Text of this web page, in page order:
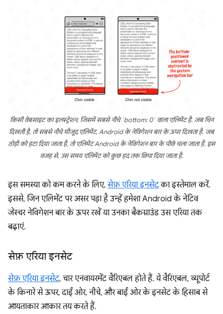
किसी वेबसाइट का इलस्ट्रेशन, जिसमें सबसे नीचे `bottom: 0` वाला एलिमेंट है. जब चिन
दिखती है, तो सबसे नीचे मौजूद एलिमेंट, Android के नेविगेशन बार के ऊपर दिखता है. जब
ठोड़ी को हटा दिया जाता है, तो एलिमेंट Android के नेविगेशन बार के पीछे चला जाता है. इस
वजह से, उस समय एलिमेंट को कुछ हद तक छिपा दिया जाता है.
इस समस्या को कम करने के लिए,सेफ़ एरिया इनसेटका इस्तेमाल करें.
इससे, जिन एलिमेंट पर असर पड़ा है उन्हें हमेशा Android के नेटिव
जेस्चर नेविगेशन बार के ऊपर रखें या उनका बैकग्राउंड उस एरिया तक
बढ़ाएं.
सेफ़ एरिया इनसेट
सेफ़ एरिया इनसेट, चार एनवायरमेंट वैरिएबल होते हैं. ये वैरिएबल, व्यूपोर्ट
के किनारे से ऊपर, दाईं ओर, नीचे, और बाईं ओर के इनसेट के हिसाब से
आयताकार आकार तय करते हैं.